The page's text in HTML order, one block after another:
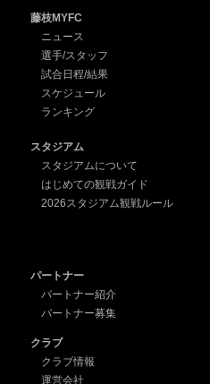
藤枝MYFC
ニュース
選手/スタッフ
試合日程/結果
スケジュール
ランキング
スタジアム
スタジアムについて
はじめての観戦ガイド
2026スタジアム観戦ルール
パートナー
パートナー紹介
パートナー募集
クラブ
クラブ情報
運営会社